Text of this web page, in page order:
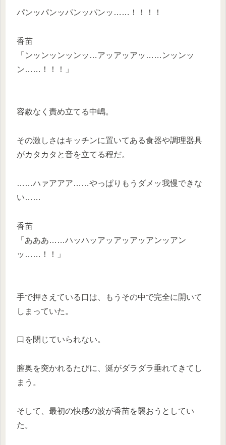
パンッパンッパンッパンッ……！！！！
香苗
「ンッンッンッンッ…アッアッアッ……ンッンッ
ン……！！！」
容赦なく責め立てる中嶋。
その激しさはキッチンに置いてある食器や調理器具
がカタカタと音を立てる程だ。
……ハァアアア……やっぱりもうダメッ我慢できな
い……
香苗
「あああ……ハッハッアッアッアッアンッアン
ッ……！！」
手で押さえている口は、もうその中で完全に開いて
しまっていた。
口を閉じていられない。
膣奥を突かれるたびに、涎がダラダラ垂れてきてし
まう。
そして、最初の快感の波が香苗を襲おうとしてい
た。